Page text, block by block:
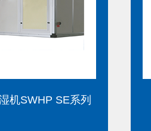
除湿机AW系列